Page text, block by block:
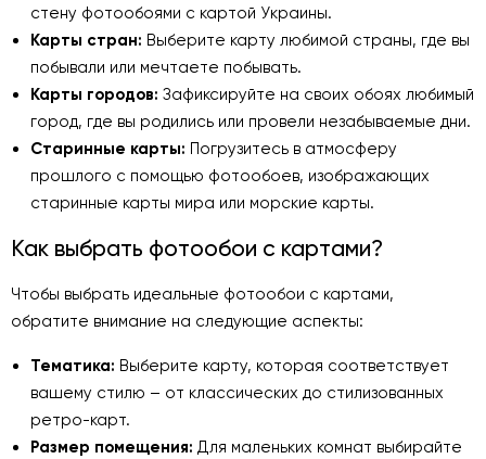
стену фотообоями с картой Украины.
Карты стран: Выберите карту любимой страны, где вы
побывали или мечтаете побывать.
Карты городов: Зафиксируйте на своих обоях любимый
город, где вы родились или провели незабываемые дни.
Старинные карты: Погрузитесь в атмосферу
прошлого с помощью фотообоев, изображающих
старинные карты мира или морские карты.
Как выбрать фотообои с картами?
Чтобы выбрать идеальные фотообои с картами,
обратите внимание на следующие аспекты:
Тематика: Выберите карту, которая соответствует
вашему стилю – от классических до стилизованных
ретро-карт.
Размер помещения: Для маленьких комнат выбирайте